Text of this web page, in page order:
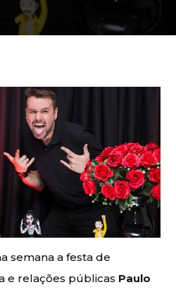
semana a festa de
e relações públicas Paulo